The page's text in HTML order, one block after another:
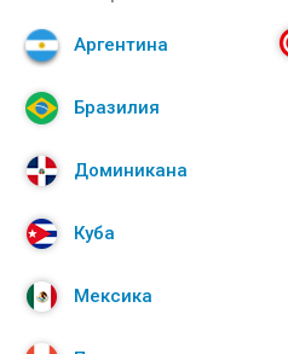
Аргентина
Бразилия
Доминикана
Куба
Мексика